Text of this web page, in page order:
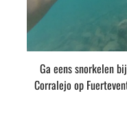
Ga eens snorkelen
Corralejo op